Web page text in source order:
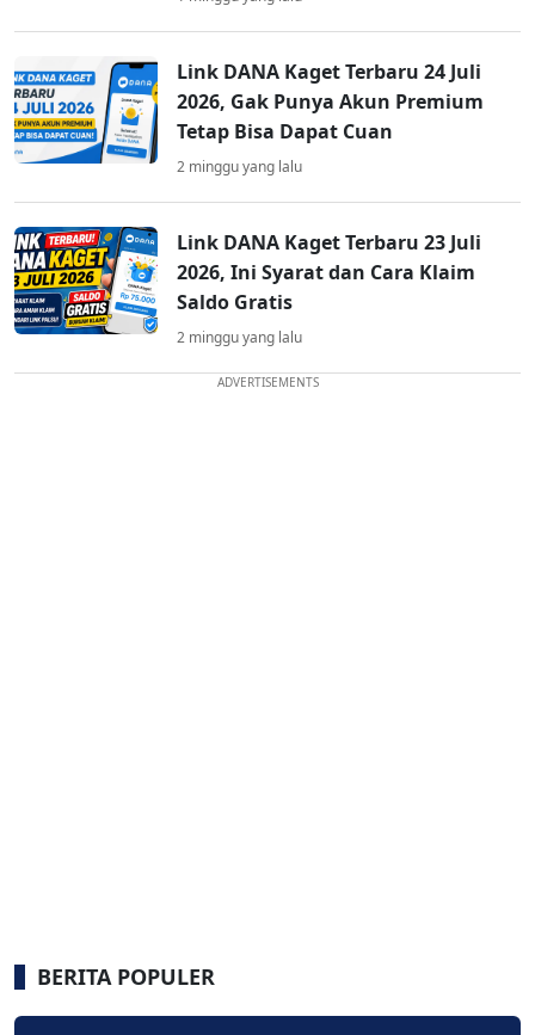
Link DANA Kaget Terbaru 24 Juli
2026, Gak Punya Akun Premium
Tetap Bisa Dapat Cuan
2 minggu yang lalu
Link DANA Kaget Terbaru 23 Juli
2026, Ini Syarat dan Cara Klaim
Saldo Gratis
2 minggu yang lalu
ADVERTISEMENTS
BERITA POPULER